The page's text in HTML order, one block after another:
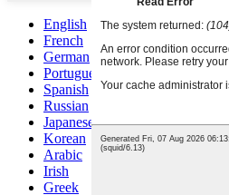
English
French
German
Portuguese
Spanish
Russian
Japanese
Korean
Arabic
Irish
Greek